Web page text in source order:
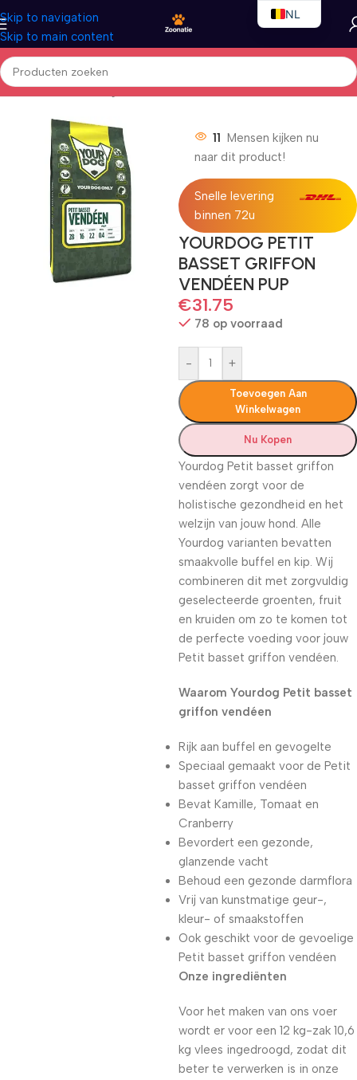
Skip to navigation
Skip to main content
Home/Honden/Droogvoer
11 Mensen kijken nu
naar dit product!
Snelle levering
binnen 72u
YOURDOG PETIT
BASSET GRIFFON
VENDÉEN PUP
€31.75
78 op voorraad
- +
Toevoegen Aan
Winkelwagen
Nu Kopen
Yourdog Petit basset griffon
vendéen zorgt voor de
holistische gezondheid en het
welzijn van jouw hond. Alle
Yourdog varianten bevatten
smaakvolle buffel en kip. Wij
combineren dit met zorgvuldig
geselecteerde groenten, fruit
en kruiden om zo te komen tot
de perfecte voeding voor jouw
Petit basset griffon vendéen.
Waarom Yourdog Petit basset
griffon vendéen
Rijk aan buffel en gevogelte
Speciaal gemaakt voor de Petit
basset griffon vendéen
Bevat Kamille, Tomaat en
Cranberry
Bevordert een gezonde,
glanzende vacht
Behoud een gezonde darmflora
Vrij van kunstmatige geur-,
kleur- of smaakstoffen
Ook geschikt voor de gevoelige
Petit basset griffon vendéen
Onze ingrediënten
Voor het maken van ons voer
wordt er voor een 12 kg-zak 10,6
kg vlees ingedroogd, zodat dit
beter te verwerken is in onze
NL